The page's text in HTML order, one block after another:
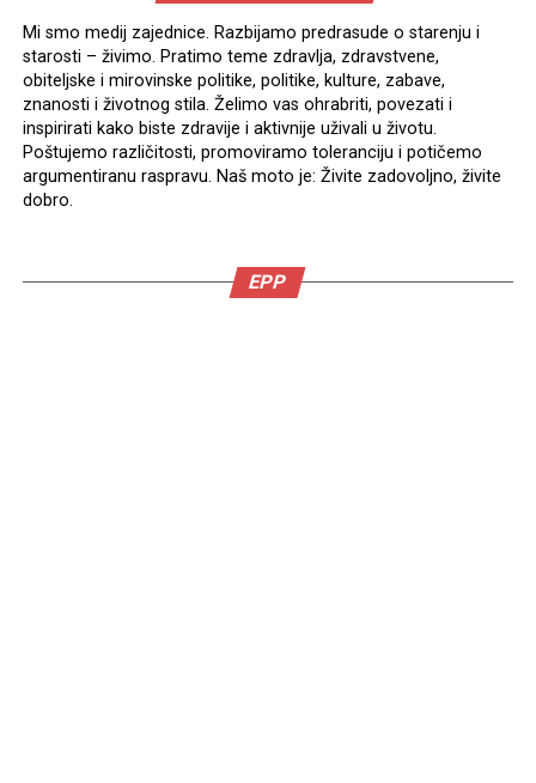
Mi smo medij zajednice. Razbijamo predrasude o starenju i
starosti – živimo. Pratimo teme zdravlja, zdravstvene,
obiteljske i mirovinske politike, politike, kulture, zabave,
znanosti i životnog stila. Želimo vas ohrabriti, povezati i
inspirirati kako biste zdravije i aktivnije uživali u životu.
Poštujemo različitosti, promoviramo toleranciju i potičemo
argumentiranu raspravu. Naš moto je: Živite zadovoljno, živite
dobro.
EPP